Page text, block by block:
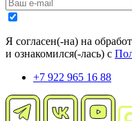
Я согласен(-на) на
и ознакомился(-лась) с
+7 922 965 16 88